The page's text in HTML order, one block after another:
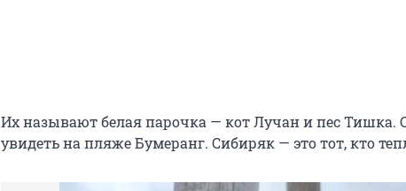
Их называют белая парочка — кот Лучан и пес Тишка.
увидеть на пляже Бумеранг. Сибиряк — это тот, кто